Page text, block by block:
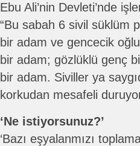
Ebu Ali’nin Devleti’nde
“Bu sabah 6 sivil süklüm
bir adam ve gencecik
bir adam; gözlüklü genç
bir adam. Siviller ya
korkudan mesafeli
‘Ne istiyorsunuz?’
‘Bazı eşyalanmızı